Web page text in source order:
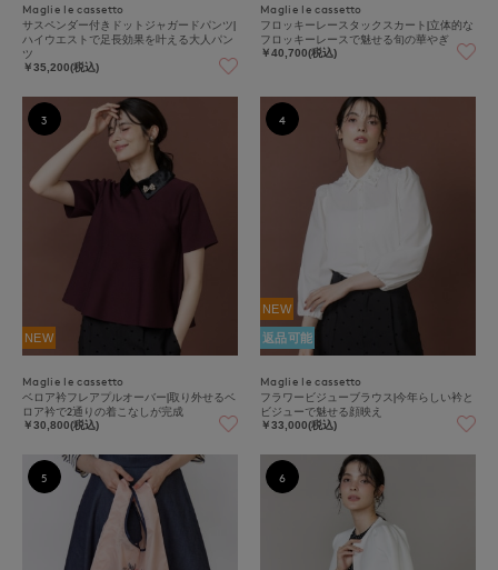
Maglie le cassetto
サスペンダー付きドットジャガードパンツ|
ハイウエストで足長効果を叶える大人パン
ツ
￥35,200(税込)
Maglie le cassetto
フロッキーレースタックスカート|立体的な
フロッキーレースで魅せる旬の華やぎ
￥40,700(税込)
NEW
Maglie le cassetto
ベロア衿フレアプルオーバー|取り外せるベ
ロア衿で2通りの着こなしが完成
￥30,800(税込)
3
NEW
返品可能
Maglie le cassetto
フラワービジューブラウス|今年らしい衿と
ビジューで魅せる顔映え
￥33,000(税込)
4
5 6